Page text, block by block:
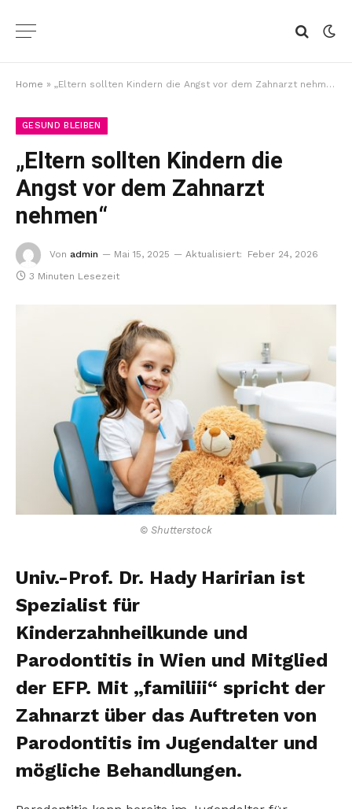
Home » „Eltern sollten Kindern die Angst vor dem Zahnarzt nehmen“
GESUND BLEIBEN
„Eltern sollten Kindern die
Angst vor dem Zahnarzt
nehmen“
Von admin Mai 15, 2025 Aktualisiert:
Feber 24, 2026
3 Minuten Lesezeit
© Shutterstock
Univ.-Prof. Dr. Hady Haririan ist
Spezialist für
Kinderzahnheilkunde und
Parodontitis in Wien und Mitglied
der EFP. Mit „familiii“ spricht der
Zahnarzt über das Auftreten von
Parodontitis im Jugendalter und
mögliche Behandlungen.